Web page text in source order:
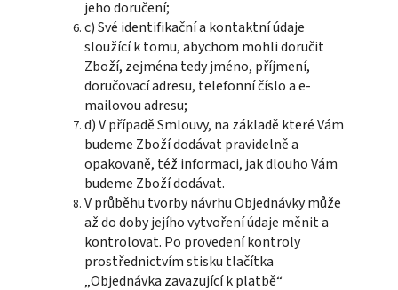
jeho doručení;
c) Své identifikační a kontaktní údaje
sloužící k tomu, abychom mohli doručit
Zboží, zejména tedy jméno, příjmení,
doručovací adresu, telefonní číslo a e-
mailovou adresu;
d) V případě Smlouvy, na základě které Vám
budeme Zboží dodávat pravidelně a
opakovaně, též informaci, jak dlouho Vám
budeme Zboží dodávat.
V průběhu tvorby návrhu Objednávky může
až do doby jejího vytvoření údaje měnit a
kontrolovat. Po provedení kontroly
prostřednictvím stisku tlačítka
„Objednávka zavazující k platbě“